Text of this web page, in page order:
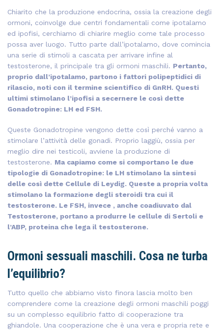
Chiarito che la produzione endocrina, ossia la creazione degli
ormoni, coinvolge due centri fondamentali come ipotalamo
ed ipofisi, cerchiamo di chiarire meglio come tale processo
possa aver luogo. Tutto parte dall’ipotalamo, dove comincia
una serie di stimoli a cascata per arrivare infine al
testosterone, il principale tra gli ormoni maschili. Pertanto,
proprio dall’ipotalamo, partono i fattori polipeptidici di
rilascio, noti con il termine scientifico di GnRH. Questi
ultimi stimolano l’ipofisi a secernere le così dette
Gonadotropine: LH ed FSH.
Queste Gonadotropine vengono dette così perché vanno a
stimolare l’attività delle gonadi. Proprio laggiù, ossia per
meglio dire nei testicoli, avviene la produzione di
testosterone. Ma capiamo come si comportano le due
tipologie di Gonadotropine: le LH stimolano la sintesi
delle così dette Cellule di Leydig. Queste a propria volta
stimolano la formazione degli steroidi tra cui il
testosterone. Le FSH, invece , anche coadiuvato dal
Testosterone, portano a produrre le cellule di Sertoli e
l’ABP, proteina che lega il testosterone.
Ormoni sessuali maschili. Cosa ne turba
l’equilibrio?
Tutto quello che abbiamo visto finora lascia molto ben
comprendere come la creazione degli ormoni maschili poggi
su un complesso equilibrio fatto di cooperazione tra
ghiandole. Una cooperazione che è una vera e propria rete e